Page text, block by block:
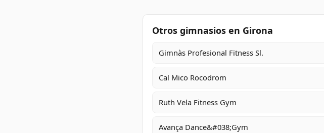
Otros gimnasios en Girona
Gimnàs Profesional Fitness Sl.
Cal Mico Rocodrom
Ruth Vela Fitness Gym
Avança Dance&#038;Gym